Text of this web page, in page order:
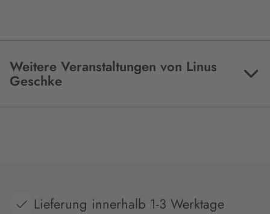
Weitere Veranstaltungen von Linus
Geschke
Lieferung innerhalb 1-3 Werktage